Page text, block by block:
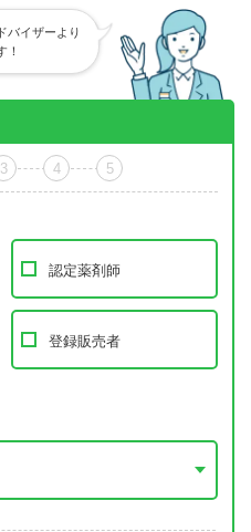
バイザーより
！
3 4 5
認定薬剤師
登録販売者